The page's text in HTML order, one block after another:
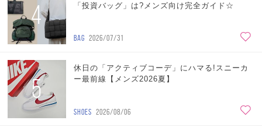
4
「投資バッグ」は?メンズ向け完全ガイド☆
BAG 2026/07/31
5
休日の「アクティブコーデ」にハマる!スニーカ
ー最前線【メンズ2026夏】
SHOES 2026/08/06